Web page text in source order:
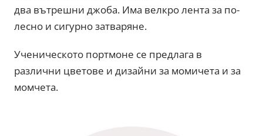
два вътрешни джоба. Има велкро лента за по-
лесно и сигурно затваряне.
Ученическото портмоне се предлага в
различни цветове и дизайни за момичета и за
момчета.